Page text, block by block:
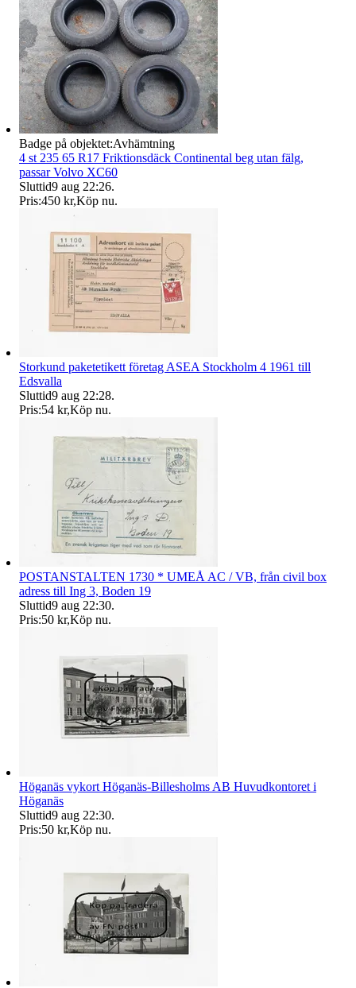
Badge på objektet:Avhämtning
4 st 235 65 R17 Friktionsdäck Continental beg utan fälg,
passar Volvo XC60
Sluttid9 aug 22:26.
Pris:450 kr,Köp nu.
Storkund paketetikett företag ASEA Stockholm 4 1961 till
Edsvalla
Sluttid9 aug 22:28.
Pris:54 kr,Köp nu.
POSTANSTALTEN 1730 * UMEÅ AC / VB, från civil box
adress till Ing 3, Boden 19
Sluttid9 aug 22:30.
Pris:50 kr,Köp nu.
Höganäs vykort Höganäs-Billesholms AB Huvudkontoret i
Höganäs
Sluttid9 aug 22:30.
Pris:50 kr,Köp nu.